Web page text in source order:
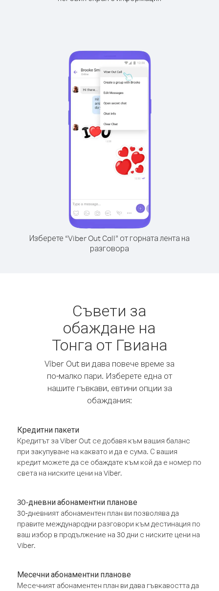
Изберете “Viber Out Call” от горната лента на
разговора
Съвети за
обаждане на
Тонга от Гвиана
Viber Out ви дава повече време за
по-малко пари. Изберете една от
нашите гъвкави, евтини опции за
обаждания:
Кредитни пакети
Кредитът за Viber Out се добавя към вашия баланс
при закупуване на каквато и да е сума. С вашия
кредит можете да се обаждате към кой да е номер по
света на ниските цени на Viber.
30-дневни абонаментни планове
30-дневният абонаментен план ви позволява да
правите международни разговори към дестинация по
ваш избор в продължение на 30 дни с ниските цени на
Viber.
Месечни абонаментни планове
Месечният абонаментен план ви дава гъвкавостта да